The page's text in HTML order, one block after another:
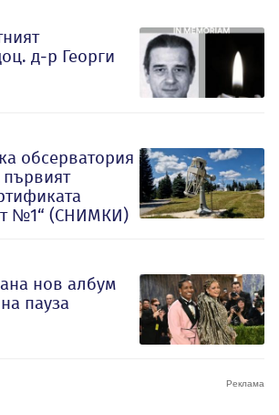
д-р Георги
обсерватория
първият
№1“ (СНИМКИ)
нов албум
пауза